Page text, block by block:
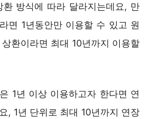
환 방식에 따라 달라지는데요, 만
면 1년동안만 이용할 수 있고 원
환이라면 최대 10년까지 이용할
1년 이상 이용하고자 한다면 연
, 1년 단위로 최대 10년까지 연장